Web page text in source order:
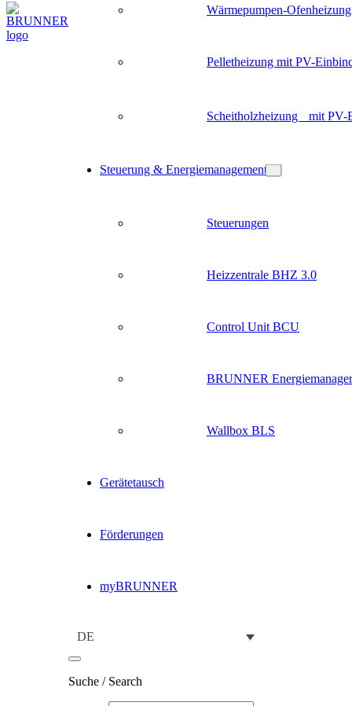
Wärmepumpen-Ofenheizung
Pelletheizung mit PV-
Scheitholzheizung mit PV-
Steuerung & Energiemanagement
Steuerungen
Heizzentrale BHZ 3.0
Control Unit BCU
BRUNNER Energiemanager
Wallbox BLS
Gerätetausch
Förderungen
myBRUNNER
DE
Suche / Search